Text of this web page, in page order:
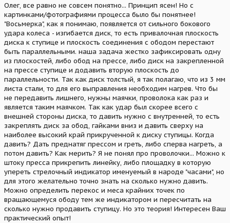
Олег, все равно не совсем понятно... Принцип ясен! Но с
картинками/фотографиями процесса было бы понятнее!
"Восьмерка", как я понимаю, появляется от сильного бокового
удара колеса - изгибается диск, то есть привалочная плоскость
диска к ступице и плоскость соединения с ободом перестают
быть параллельными. наша задача жестко зафиксировать одну
из плоскостей, либо обод на прессе, либо диск на закрепленной
на прессе ступице и додавить вторую плоскость до
параллельности. Так как диск толстый, я так полагаю, что из 3 мм
листа стали, то для его выправления необходим нагрев. Что бы
не передавить лишнего, нужны маячки, проволока как раз и
является таким маячком. Так как удар был скорее всего с
внешней стороны диска, то давить нужно с внутренней, то есть
закреплять диск за обод, гайками вниз и давить сверху на
наиболее высокий край прикрученной к диску ступицы. Когда
давить? Дать преднатяг прессом и греть, либо сперва нагреть, а
потом давить? Как мерить? Я не понял про проволочки... Можно к
штоку пресса прикрепить линейку, либо площадку в которую
упереть стрелочный индикатор именуемый в народе "часами", но
для этого желательно точно знать на сколько нужно давить.
Можно определить перекос и меса крайних точек по
вращающемуся ободу тем же индикатором и пересчитать на
сколько нужно продавить ступицу. Но это теория! Интересен Ваш
практический опыт!